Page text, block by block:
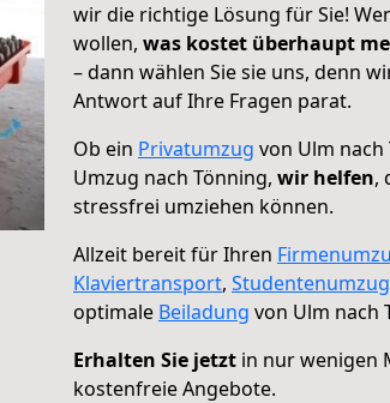
wir die richtige Lösung für Sie!
wollen, was kostet überhaupt
– dann wählen Sie sie uns, denn
Antwort auf Ihre Fragen parat.
Ob ein Privatumzug von Ulm
Umzug nach Tönning, wir helfen,
stressfrei umziehen können.
Allzeit bereit für Ihren
Klaviertransport, Studentenumzug
optimale Beiladung von Ulm nach
Erhalten Sie jetzt in nur wenigen
kostenfreie Angebote.